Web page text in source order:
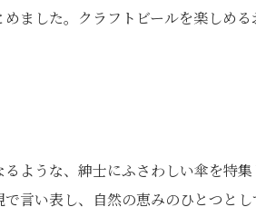
ました。クラフトビールを楽しめ
ような、紳士にふさわしい傘を特
言い表し、自然の恵みのひとつと